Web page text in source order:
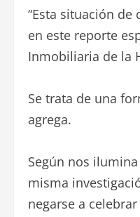
“Esta situación
en este reporte
Inmobiliaria de la
Se trata de una
agrega.
Según nos
misma
negarse a